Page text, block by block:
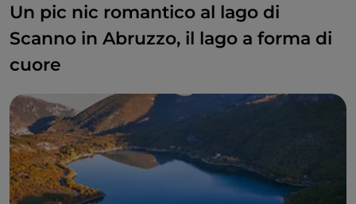
Un pic nic romantico al lago di
Scanno in Abruzzo, il lago a forma di
cuore